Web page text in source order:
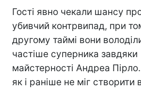
Гості явно чекали шансу
убивчий контрвипад, при
другому таймі вони
частіше суперника завдяки
майстерності Андреа
як і раніше не міг створити